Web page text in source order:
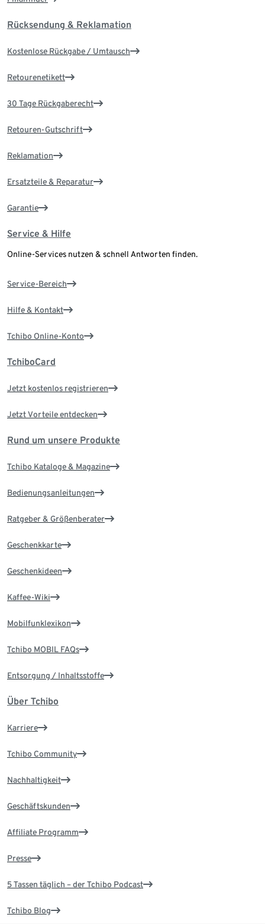
Rücksendung & Reklamation
Kostenlose Rückgabe / Umtausch
Retourenetikett
30 Tage Rückgaberecht
Retouren-Gutschrift
Reklamation
Ersatzteile & Reparatur
Garantie
Service & Hilfe
Online-Services nutzen & schnell Antworten finden.
Service-Bereich
Hilfe & Kontakt
Tchibo Online-Konto
TchiboCard
Jetzt kostenlos registrieren
Jetzt Vorteile entdecken
Rund um unsere Produkte
Tchibo Kataloge & Magazine
Bedienungsanleitungen
Ratgeber & Größenberater
Geschenkkarte
Geschenkideen
Kaffee-Wiki
Mobilfunklexikon
Tchibo MOBIL FAQs
Entsorgung / Inhaltsstoffe
Über Tchibo
Karriere
Tchibo Community
Nachhaltigkeit
Geschäftskunden
Affiliate Programm
Presse
5 Tassen täglich – der Tchibo Podcast
Tchibo Blog